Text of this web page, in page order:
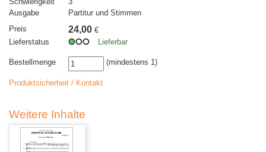
Ausgabe
Partitur und Stimmen
Preis
24,00 €
Lieferstatus
Lieferbar
Bestellmenge (mindestens 1)
Produktsicherheit / Kontakt
Weitere Inhalte